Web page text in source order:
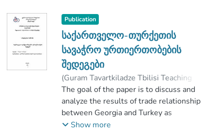
Publication
საქართველო-თურქეთის
სავაჭრო ურთიერთობების
შედეგები
(Guram Tavartkiladze Tbilisi Teaching
University,2019)
ოთიაშვილი, ირაკლი
;
ალადაშვილი, გელა
;
Faculty of Business and Social Sciences
The goal of the paper is to discuss and
analyze the results of trade relationship
between Georgia and Turkey as
international trade has huge influence on
Show more